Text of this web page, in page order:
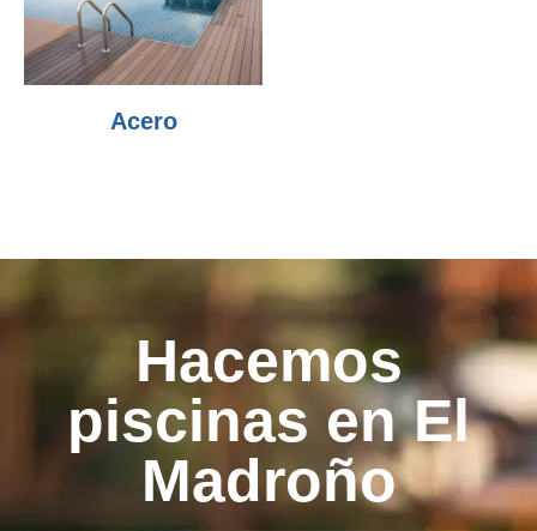
Acero
Hacemos
piscinas en El
Madroño